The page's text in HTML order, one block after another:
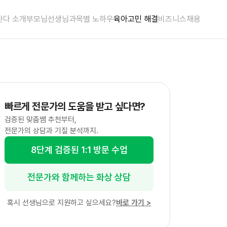
다 소개부모님선생님과목별 노하우육아고민 해결비즈니스채용
빠르게 전문가의 도움을 받고 싶다면?
검증된 맞춤쌤 추천부터,
전문가의 상담과 기질 분석까지.
8단계 검증된 1:1 방문 수업
전문가와 함께하는 화상 상담
혹시 선생님으로 지원하고 싶으세요?바로 가기 >